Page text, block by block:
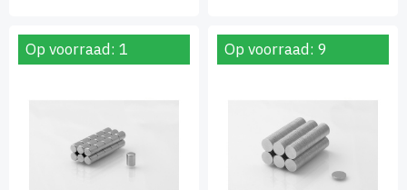
Op voorraad: 1 Op voorraad: 9